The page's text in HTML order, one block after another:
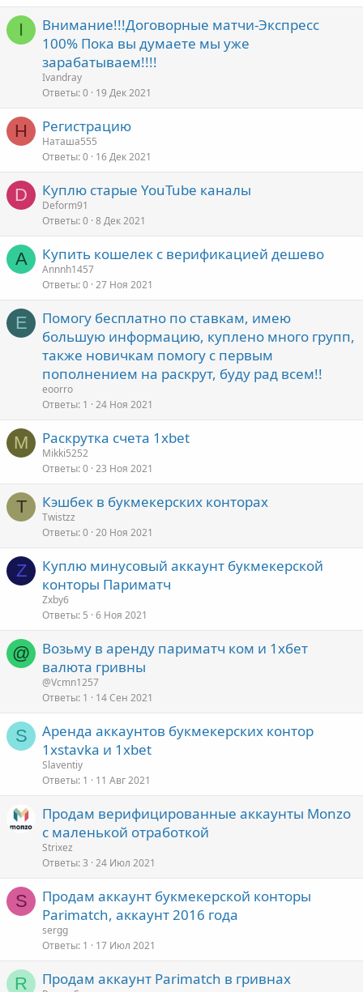
I
Внимание!!!Договорные матчи-Экспресс
100% Пока вы думаете мы уже
зарабатываем!!!!
Ivandray
Ответы 0 19 Дек 2021
Н Регистрацию
Наташа555
Ответы 0 16 Дек 2021
D Куплю старые YouTube каналы
Deform91
Ответы 0 8 Дек 2021
А Купить кошелек с верификацией дешево
Аnnnh1457
Ответы 0 27 Ноя 2021
E
Помогу бесплатно по ставкам, имею
большую информацию, куплено много групп,
также новичкам помогу с первым
пополнением на раскрут, буду рад всем!!
eoorro
Ответы 1 24 Ноя 2021
M Раскрутка счета 1xbet
Mikki5252
Ответы 0 23 Ноя 2021
T Кэшбек в букмекерских конторах
Twistzz
Ответы 0 20 Ноя 2021
Z
Куплю минусовый аккаунт букмекерской
конторы Париматч
Zxby6
Ответы 5 6 Ноя 2021
@
Возьму в аренду париматч ком и 1хбет
валюта гривны
@Vcmn1257
Ответы 1 14 Сен 2021
S
Аренда аккаунтов букмекерских контор
1xstavka и 1xbet
Slaventiy
Ответы 1 11 Авг 2021
Продам верифицированные аккаунты Monzo
с маленькой отработкой
Strixez
Ответы 3 24 Июл 2021
S
Продам аккаунт букмекерской конторы
Parimatch, аккаунт 2016 года
sergg
Ответы 1 17 Июл 2021
R Продам аккаунт Parimatch в гривнах